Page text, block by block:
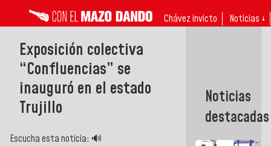
Chávez invicto Noticias ↓
Exposición colectiva
“Confluencias” se
inauguró en el estado
Trujillo
Escucha esta noticia: 🔊
Noticias
destacadas